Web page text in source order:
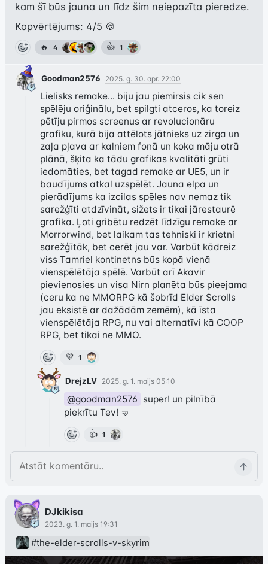
kam šī būs jauna un līdz šim neiepazīta pieredze.
Kopvērtējums: 4/5 🍪
🔥 4 👍 1
Goodman2576 2025. g. 30. apr. 22:00
Lielisks remake... biju jau piemirsis cik sen
spēlēju oriģinālu, bet spilgti atceros, ka toreiz
pētīju pirmos screenus ar revolucionāru
grafiku, kurā bija attēlots jātnieks uz zirga un
zaļa pļava ar kalniem fonā un koka māju otrā
plānā, šķita ka tādu grafikas kvalitāti grūti
iedomāties, bet tagad remake ar UE5, un ir
baudījums atkal uzspēlēt. Jauna elpa un
pierādījums ka izcilas spēles nav nemaz tik
sarežģīti atdzīvināt, sižets ir tikai jārestaurē
grafika. Ļoti gribētu redzēt līdzīgu remake ar
Morrorwind, bet laikam tas tehniski ir krietni
sarežģītāk, bet cerēt jau var. Varbūt kādreiz
viss Tamriel kontinetns būs kopā vienā
vienspēlētāja spēlē. Varbūt arī Akavir
pievienosies un visa Nirn planēta būs pieejama
(ceru ka ne MMORPG kā šobrīd Elder Scrolls
jau eksistē ar dažādām zemēm), kā īsta
vienspēlētāja RPG, nu vai alternatīvi kā COOP
RPG, bet tikai ne MMO.
💜 1
DrejzLV 2025. g. 1. maijs 05:10
@goodman2576 super! un pilnībā
piekrītu Tev! 🤜
👍 1
DJkikisa
2023. g. 1. maijs 19:31
#the-elder-scrolls-v-skyrim